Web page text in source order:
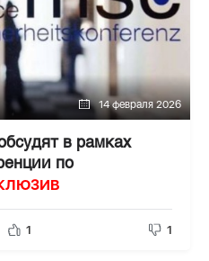
14 февраля 2026
в рамках
по
1 1